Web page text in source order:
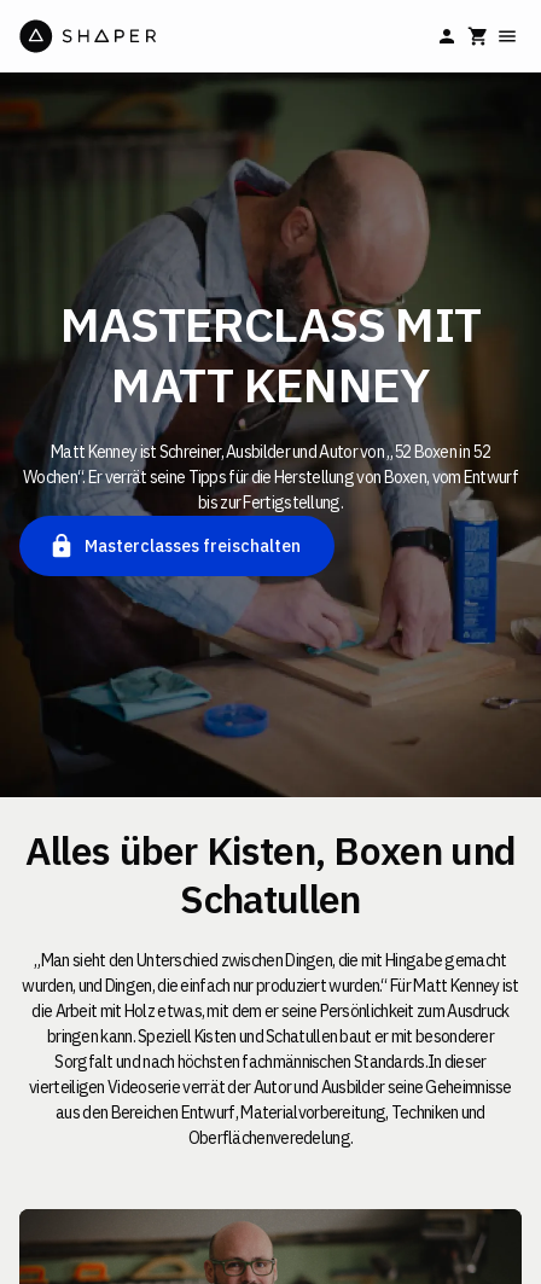
MASTERCLASS MIT
MATT KENNEY
Matt Kenney ist Schreiner, Ausbilder und Autor von „52 Boxen in 52
Wochen“. Er verrät seine Tipps für die Herstellung von Boxen, vom Entwurf
bis zur Fertigstellung.
Masterclasses freischalten
Alles über Kisten, Boxen und
Schatullen
„Man sieht den Unterschied zwischen Dingen, die mit Hingabe gemacht
wurden, und Dingen, die einfach nur produziert wurden.“ Für Matt Kenney ist
die Arbeit mit Holz etwas, mit dem er seine Persönlichkeit zum Ausdruck
bringen kann. Speziell Kisten und Schatullen baut er mit besonderer
Sorgfalt und nach höchsten fachmännischen Standards.In dieser
vierteiligen Videoserie verrät der Autor und Ausbilder seine Geheimnisse
aus den Bereichen Entwurf, Materialvorbereitung, Techniken und
Oberflächenveredelung.